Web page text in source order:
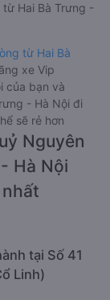
Hai Bà Trưng -
từ Hai Bà
xe Vip
của bạn và
- Hà Nội đi
sẽ rẻ hơn
Nguyên
Hà Nội
tại Số 41
Linh)